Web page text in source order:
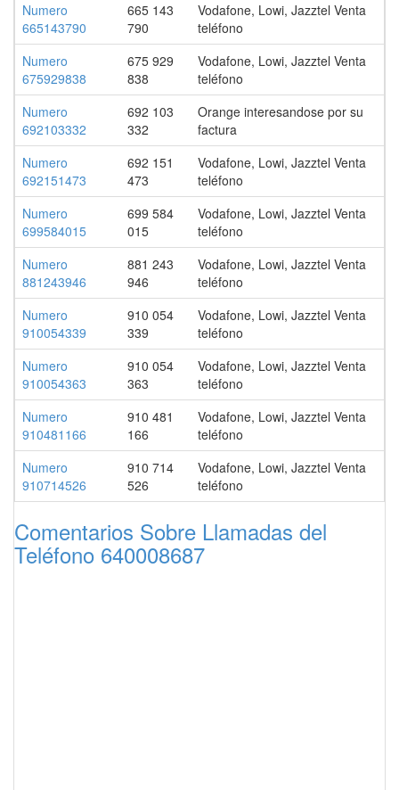
Numero
665143790
665 143
790
Vodafone, Lowi, Jazztel Venta
teléfono
Numero
675929838
675 929
838
Vodafone, Lowi, Jazztel Venta
teléfono
Numero
692103332
692 103
332
Orange interesandose por su
factura
Numero
692151473
692 151
473
Vodafone, Lowi, Jazztel Venta
teléfono
Numero
699584015
699 584
015
Vodafone, Lowi, Jazztel Venta
teléfono
Numero
881243946
881 243
946
Vodafone, Lowi, Jazztel Venta
teléfono
Numero
910054339
910 054
339
Vodafone, Lowi, Jazztel Venta
teléfono
Numero
910054363
910 054
363
Vodafone, Lowi, Jazztel Venta
teléfono
Numero
910481166
910 481
166
Vodafone, Lowi, Jazztel Venta
teléfono
Numero
910714526
910 714
526
Vodafone, Lowi, Jazztel Venta
teléfono
Comentarios Sobre Llamadas del
Teléfono 640008687